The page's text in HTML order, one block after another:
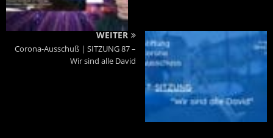
WEITER
Corona-Ausschuß | SITZUNG 87 –
Wir sind alle David